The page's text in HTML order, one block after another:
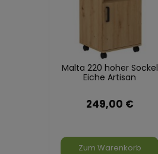
Malta 220 hoher Sockel
Eiche Artisan
249,00 €
Zum Warenkorb